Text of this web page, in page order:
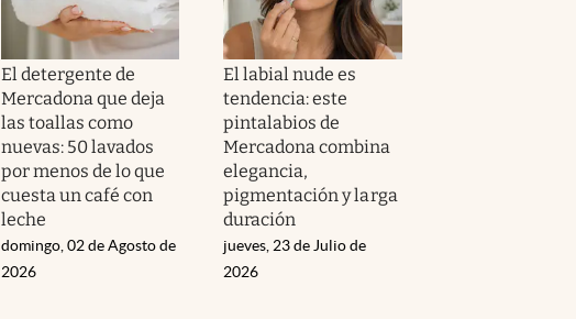
El detergente de
Mercadona que deja
las toallas como
nuevas: 50 lavados
por menos de lo que
cuesta un café con
leche
domingo, 02 de Agosto de
2026
El labial nude es
tendencia: este
pintalabios de
Mercadona combina
elegancia,
pigmentación y larga
duración
jueves, 23 de Julio de
2026